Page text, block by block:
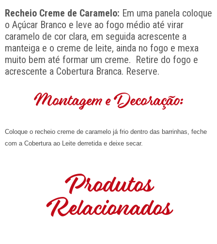
Recheio Creme de Caramelo: Em uma panela coloque
o Açúcar Branco e leve ao fogo médio até virar
caramelo de cor clara, em seguida acrescente a
manteiga e o creme de leite, ainda no fogo e mexa
muito bem até formar um creme. Retire do fogo e
acrescente a Cobertura Branca. Reserve.
Montagem e Decoração:
Coloque o recheio creme de caramelo já frio dentro das barrinhas, feche
com a Cobertura ao Leite derretida e deixe secar.
Produtos
Relacionados